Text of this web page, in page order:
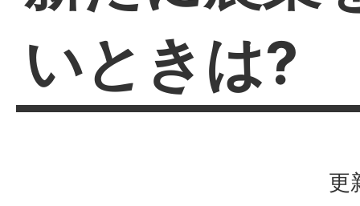
いときは?
更